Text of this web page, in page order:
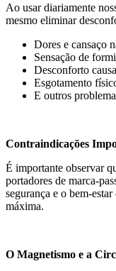
Ao usar diariamente
mesmo eliminar
Dores e cansaço
Sensação de
Desconforto
Esgotamento
E outros
Contraindicações
É importante observar
portadores de marca-
segurança e o bem-
máxima.
O Magnetismo e a